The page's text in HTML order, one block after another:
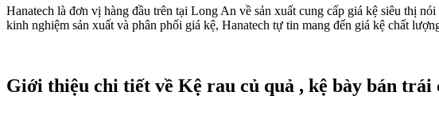
Hanatech là đơn vị hàng đầu trên tại Long An về sản xuất cung cấp giá kệ siêu thị
kinh nghiệm sản xuất và phân phối giá kệ, Hanatech tự tin mang đến giá kệ chất
Giới thiệu chi tiết về Kệ rau củ quả , kệ bày bán trái